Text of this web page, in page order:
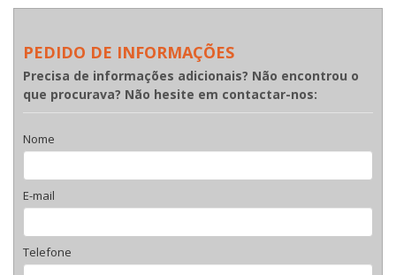
PEDIDO DE INFORMAÇÕES
Precisa de informações adicionais? Não encontrou o
que procurava? Não hesite em contactar-nos:
Nome
E-mail
Telefone